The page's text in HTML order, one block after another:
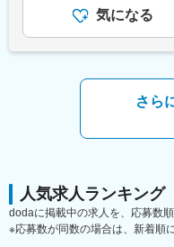
■当社の魅力：
◎当社では資格取得支
的に評価します。
◎オンライン会議など
プロジェクターなどを
◎技術者として多くの
■当社について：
当社は映像・音響・IT
インする企業です。北
気になる
さら
人気求人ランキング
dodaに掲載中の求人を、応募数
※応募数が同数の場合は、新着順